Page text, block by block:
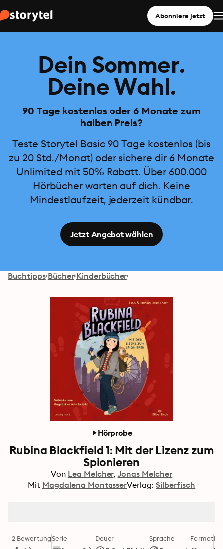
Abonniere jetzt
Dein Sommer.
Deine Wahl.
90 Tage kostenlos oder 6 Monate zum
halben Preis?
Teste Storytel Basic 90 Tage kostenlos (bis
zu 20 Std./Monat) oder sichere dir 6 Monate
Unlimited mit 50% Rabatt. Über 600.000
Hörbücher warten auf dich. Keine
Mindestlaufzeit, jederzeit kündbar.
Jetzt Angebot wählen
Buchtipps Bücher Kinderbücher
Hörprobe
Rubina Blackfield 1: Mit der Lizenz zum
Spionieren
Von Lea Melcher Jonas Melcher
Mit Magdalena MontasserVerlag: Silberfisch
2 BewertungSerie Dauer Sprache Format